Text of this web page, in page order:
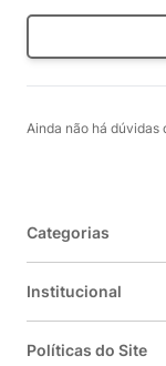
Ainda não há dúvidas
Categorias
Institucional
Políticas do Site